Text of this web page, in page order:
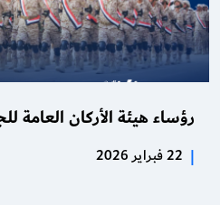
رؤساء هيئة الأركان العامة
| 22 فبراير 2026